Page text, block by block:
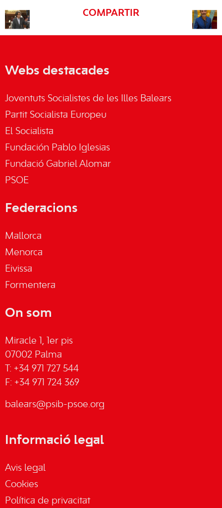
COMPARTIR
Webs destacades
Joventuts Socialistes de les Illes Balears
Partit Socialista Europeu
El Socialista
Fundación Pablo Iglesias
Fundació Gabriel Alomar
PSOE
Federacions
Mallorca
Menorca
Eivissa
Formentera
On som
Miracle 1, 1er pis
07002 Palma
T: +34 971 727 544
F: +34 971 724 369
balears@psib-psoe.org
Informació legal
Avis legal
Cookies
Política de privacitat